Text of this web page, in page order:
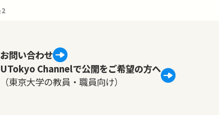
お問い合わせ
UTokyo Channelで公開をご希望の方へ
（東京大学の教員・職員向け）